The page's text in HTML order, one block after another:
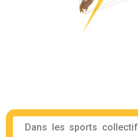
Dans les sports